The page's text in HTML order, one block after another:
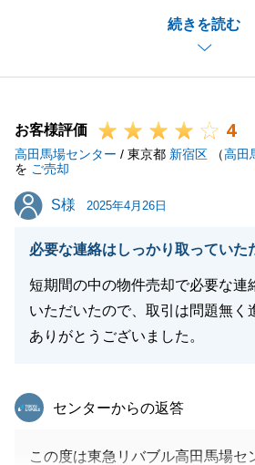
続きを読む
めることができました。
今後とも何かありましたらお気軽
ばと思いますので、何卒よろしく
閉じる
お客様評価 4
高田馬場センター / 東京都 新宿区 （高田
を ご売却
S様
S様 2025年4月26日
必要な連絡はしっかり取っていた
短期間の中の物件売却で必要な連
いただいたので、取引は問題無く
ありがとうございました。
東急リバブル
センターからの返答
この度は東急リバブル高田馬場セ